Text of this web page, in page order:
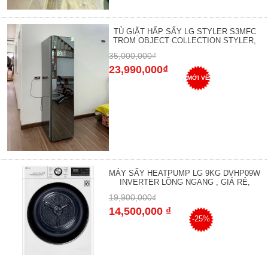
TỦ GIẶT HẤP SẤY LG STYLER S3MFC
TROM OBJECT COLLECTION STYLER,
35,000,000₫
23,990,000₫
MỚI VỀ
MÁY SẤY HEATPUMP LG 9KG DVHP09W
INVERTER LỒNG NGANG , GIÁ RẺ,
19,900,000₫
14,500,000 ₫
-25%